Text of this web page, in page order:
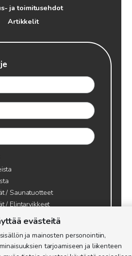
ja toimitusehdot
Artikkelit
/ Saunatuotteet
/ Elintarvikkeet
& mehiläisvaha
& tietopaketit tarhaajalle
evästeitä
ja mainosten personointiin,
tarjoamiseen ja liikenteen